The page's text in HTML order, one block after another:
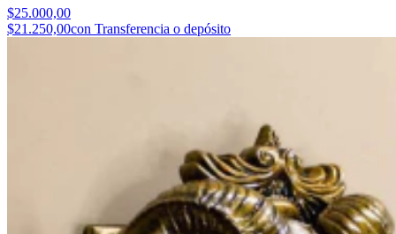
$25.000,00
$21.250,00con Transferencia o depósito